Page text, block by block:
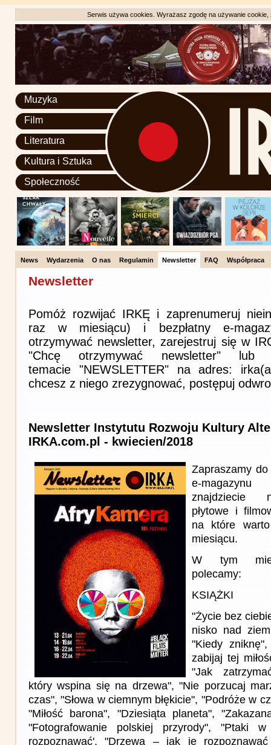
Serwis używa cookies. Wyrażasz zgodę na używanie
Muzyka
Film
Literatura
Kultura i Sztuka
Społeczność
News Wydarzenia O nas Regulamin Newsletter FAQ Współpraca
Newsletter
Pomóż rozwijać IRKĘ i zaprenumeruj
raz w miesiącu) i bezpłatny e-
otrzymywać newsletter, zarejestruj się w
"Chcę otrzymywać newsletter"
temacie "NEWSLETTER" na adres:
chcesz z niego zrezygnować, postępuj
Newsletter Instytutu Rozwoju Kultury
IRKA.com.pl - kwiecien/2018
Zapraszamy
e-
znajdziecie
płytowe i
na które
miesiącu.
W tym
polecamy:
KSIĄŻKI
"Życie bez
nisko nad
"Kiedy
zabijaj tej
"Jak
który wspina się na drzewa", "Nie porzucaj
czas", "Słowa w ciemnym błękicie", "Podróże w
"Miłość barona", "Dziesiąta planeta",
"Fotografowanie polskiej przyrody", "Ptaki
rozpoznawać', "Drzewa – jak je